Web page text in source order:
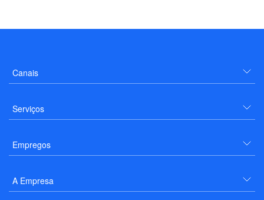
Canais
Serviços
Empregos
A Empresa